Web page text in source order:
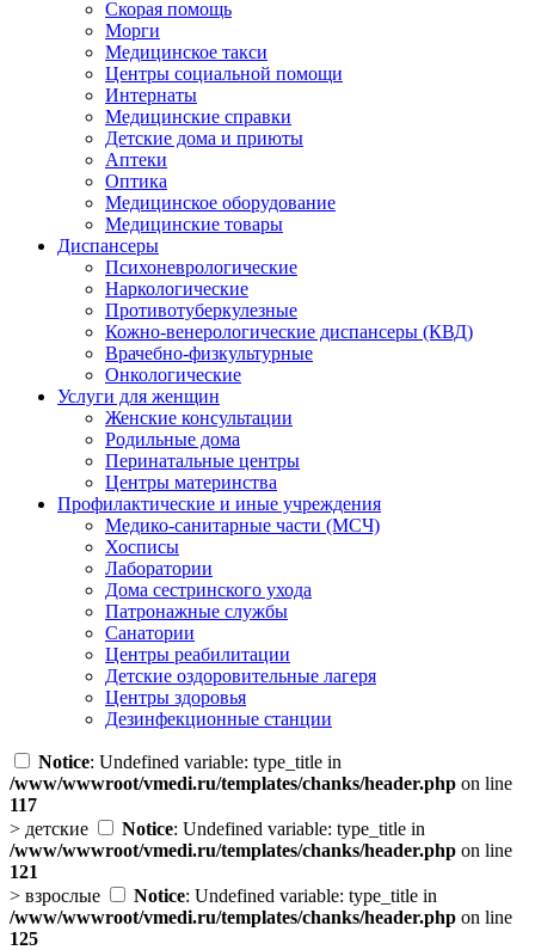
Скорая помощь
Морги
Медицинское такси
Центры социальной помощи
Интернаты
Медицинские справки
Детские дома и приюты
Аптеки
Оптика
Медицинское оборудование
Медицинские товары
Диспансеры
Психоневрологические
Наркологические
Противотуберкулезные
Кожно-венерологические диспансеры (КВД)
Врачебно-физкультурные
Онкологические
Услуги для женщин
Женские консультации
Родильные дома
Перинатальные центры
Центры материнства
Профилактические и иные учреждения
Медико-санитарные части (МСЧ)
Хосписы
Лаборатории
Дома сестринского ухода
Патронажные службы
Санатории
Центры реабилитации
Детские оздоровительные лагеря
Центры здоровья
Дезинфекционные станции
Notice: Undefined variable: type_title in
/www/wwwroot/vmedi.ru/templates/chanks/header.php on line
117
> детские Notice: Undefined variable: type_title in
/www/wwwroot/vmedi.ru/templates/chanks/header.php on line
121
> взрослые Notice: Undefined variable: type_title in
/www/wwwroot/vmedi.ru/templates/chanks/header.php on line
125